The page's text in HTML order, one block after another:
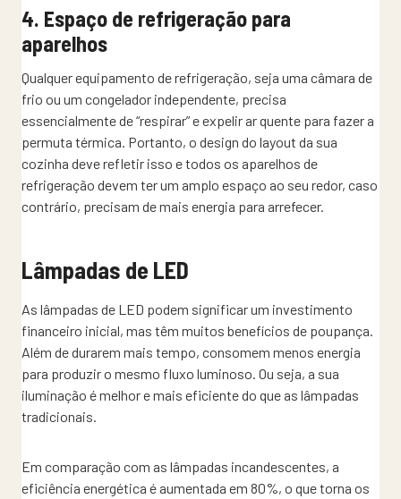
4. Espaço de refrigeração para
aparelhos
Qualquer equipamento de refrigeração, seja uma câmara de
frio ou um congelador independente, precisa
essencialmente de “respirar” e expelir ar quente para fazer a
permuta térmica. Portanto, o design do layout da sua
cozinha deve refletir isso e todos os aparelhos de
refrigeração devem ter um amplo espaço ao seu redor, caso
contrário, precisam de mais energia para arrefecer.
Lâmpadas de LED
As lâmpadas de LED podem significar um investimento
financeiro inicial, mas têm muitos benefícios de poupança.
Além de durarem mais tempo, consomem menos energia
para produzir o mesmo fluxo luminoso. Ou seja, a sua
iluminação é melhor e mais eficiente do que as lâmpadas
tradicionais.
Em comparação com as lâmpadas incandescentes, a
eficiência energética é aumentada em 80%, o que torna os